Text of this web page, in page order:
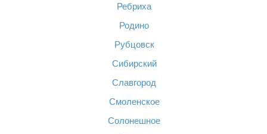
Ребриха
Родино
Рубцовск
Сибирский
Славгород
Смоленское
Солонешное